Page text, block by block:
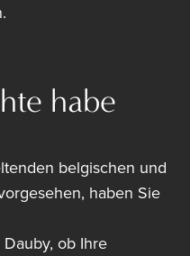
habe
belgischen und
haben Sie
ob Ihre